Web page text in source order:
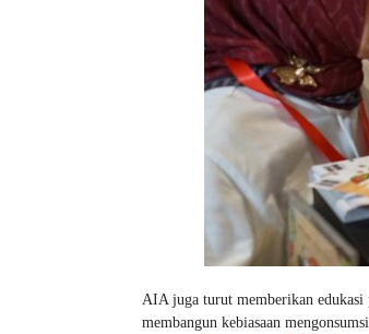
AIA juga turut memberikan edukasi
membangun kebiasaan